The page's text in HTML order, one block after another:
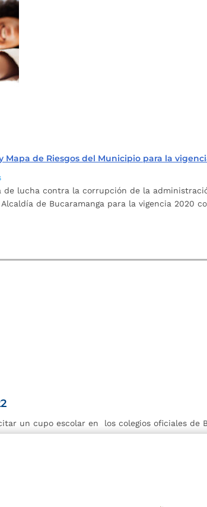
de Riesgos del Municipio para la
lucha contra la corrupción de la
de Bucaramanga para la vigencia 2020
un cupo escolar en los colegios oficiales de